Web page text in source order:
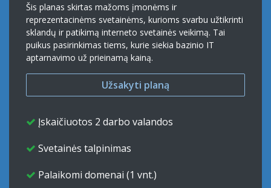
Šis planas skirtas mažoms įmonėms ir
reprezentacinėms svetainėms, kurioms svarbu užtikrinti
sklandų ir patikimą interneto svetainės veikimą. Tai
puikus pasirinkimas tiems, kurie siekia bazinio IT
aptarnavimo už prieinamą kainą.
Užsakyti plan​​ą
Įskaičiuotos 2 darbo valandos
Svetainės talpinimas
Palaikomi domenai (1 vnt.)